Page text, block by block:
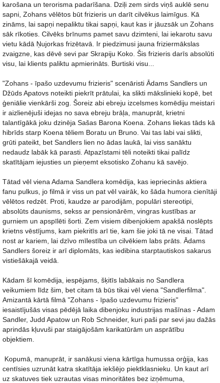
karošana un terorisma padarīšana. Dziļi zem sirds viņš auklē senu
sapni, Zohans vēlētos būt frizieris un darīt cilvēkus laimīgus. Kā
zināms, lai sapņi nepaliktu tikai sapņi, kaut kas ir jāuzsāk un Zohans
sāk rīkoties. Cilvēks brīnums pamet savu dzimteni, lai iekarotu savu
vietu kādā Ņujorkas frizētavā. Ir piedzimusi jauna friziermākslas
zvaigzne, kas dēvē sevi par Skrapiju Koko. Šis frizieris darīs absolūti
visu, lai klients paliktu apmierināts. Burtiski visu...
"Zohans - īpašo uzdevumu frizieris" scenāristi Ādams Sandlers un
Džūds Apatovs noteikti piekrīt prātulai, ka slikti mākslinieki kopē, bet
ģeniālie vienkārši zog. Šoreiz abi ebreju izcelsmes komēdiju meistari
ir aizlienējuši idejas no sava ebreju brāļa, manuprāt, krietni
talantīgākā joku dzinēja Sašas Barona Koena. Zohans liekas tāds kā
hibrīds starp Koena tēliem Boratu un Bruno. Vai tas labi vai slikti,
grūti pateikt, bet Sandlers lien no ādas laukā, lai viss sanāktu
nedaudz labāk kā parasti. Atpazīstami tēli noteikti tikai palīdz
skatītājam iejusties un pieņemt eksotisko Zohanu kā savējo.
Tātad vēl viena Adama Sandlera komēdija, kas iepriecinās aktiera
fanu pulkus, jo filmā ir viss un pat vēl vairāk, ko šāda humora cienītāji
vēlētos redzēt. Proti, kaudze ar parodijām, populāri stereotipi,
absolūts daunisms, sekss ar pensionārēm, vingras kustības ar
gurniem un apspīlēti šorti. Zem visiem dibenjokiem apakšā noslēpts
krietns vēstījums, kam piekritīs arī tie, kam šie joki tā ne visai. Tātad
nost ar kariem, lai dzīvo mīlestība un cilvēkiem labs prāts. Ādams
Sandlers šoreiz ir arī diplomāts, kas iedibina starptautiskos sakarus
vistiešākajā veidā.
Kādam šī komēdija, iespējams, šķitīs labākais no Sandlera
veikumiem līdz šim, bet citam tā būs tikai vēl viena "Sandlerfilma".
Amizantā kārtā filmā "Zohans - īpašo uzdevumu frizieris"
iesaistījušās visas pēdējā laika dibenjoku industrijas mašīnas - Adam
Sandler, Judd Apatow un Rob Schneider, kuri paši par sevi jau dažās
aprindās kļuvuši par staigājošām karikatūrām un asprātību
objektiem.
Kopumā, manuprāt, ir sanākusi viena kārtīga humussa orģija, kas
centīsies uzrunāt katra skatītāja iekšējo piektklasnieku. Un kaut arī
uz skatuves tiek uzrautas visas minoritātes bez izņēmuma,